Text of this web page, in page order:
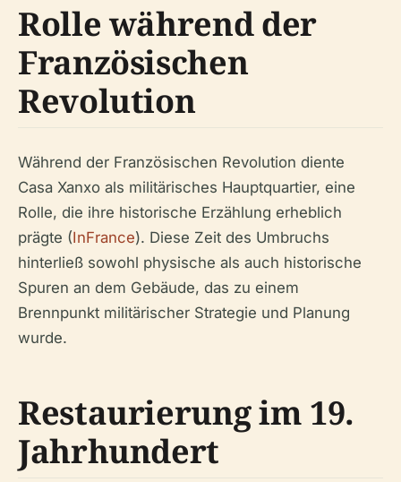
Rolle während der
Französischen
Revolution
Während der Französischen Revolution diente
Casa Xanxo als militärisches Hauptquartier, eine
Rolle, die ihre historische Erzählung erheblich
prägte (InFrance). Diese Zeit des Umbruchs
hinterließ sowohl physische als auch historische
Spuren an dem Gebäude, das zu einem
Brennpunkt militärischer Strategie und Planung
wurde.
Restaurierung im 19.
Jahrhundert